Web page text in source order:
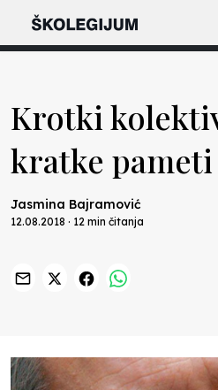
Krotki
kratke pameti
Jasmina Bajramović
12.08.2018 · 12 min čitanja